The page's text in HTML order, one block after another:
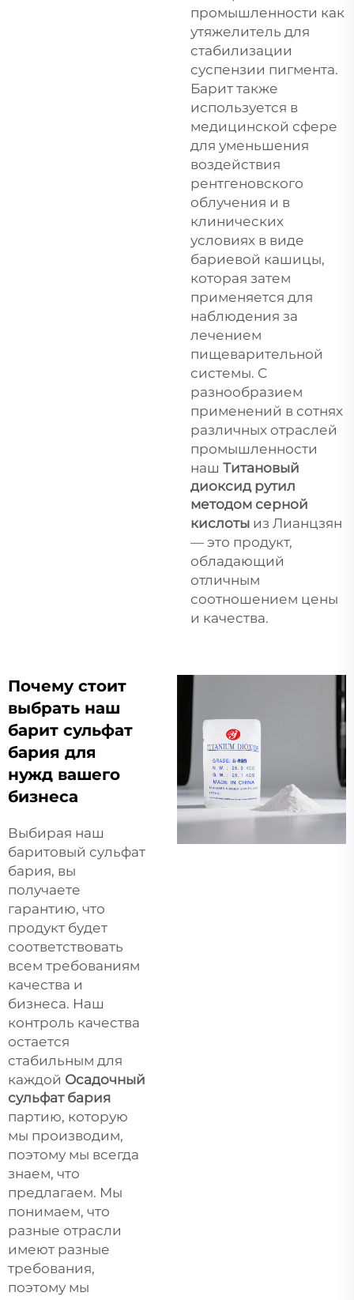
промышленности как
утяжелитель для
стабилизации
суспензии пигмента.
Барит также
используется в
медицинской сфере
для уменьшения
воздействия
рентгеновского
облучения и в
клинических
условиях в виде
бариевой кашицы,
которая затем
применяется для
наблюдения за
лечением
пищеварительной
системы. С
разнообразием
применений в сотнях
различных отраслей
промышленности
наш Титановый
диоксид рутил
методом серной
кислоты из Лианцзян
— это продукт,
обладающий
отличным
соотношением цены
и качества.
Почему стоит
выбрать наш
барит сульфат
бария для
нужд вашего
бизнеса
Выбирая наш
баритовый сульфат
бария, вы
получаете
гарантию, что
продукт будет
соответствовать
всем требованиям
качества и
бизнеса. Наш
контроль качества
остается
стабильным для
каждой Осадочный
сульфат бария
партию, которую
мы производим,
поэтому мы всегда
знаем, что
предлагаем. Мы
понимаем, что
разные отрасли
имеют разные
требования,
поэтому мы